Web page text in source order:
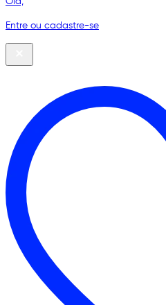
Entre ou cadastre-se